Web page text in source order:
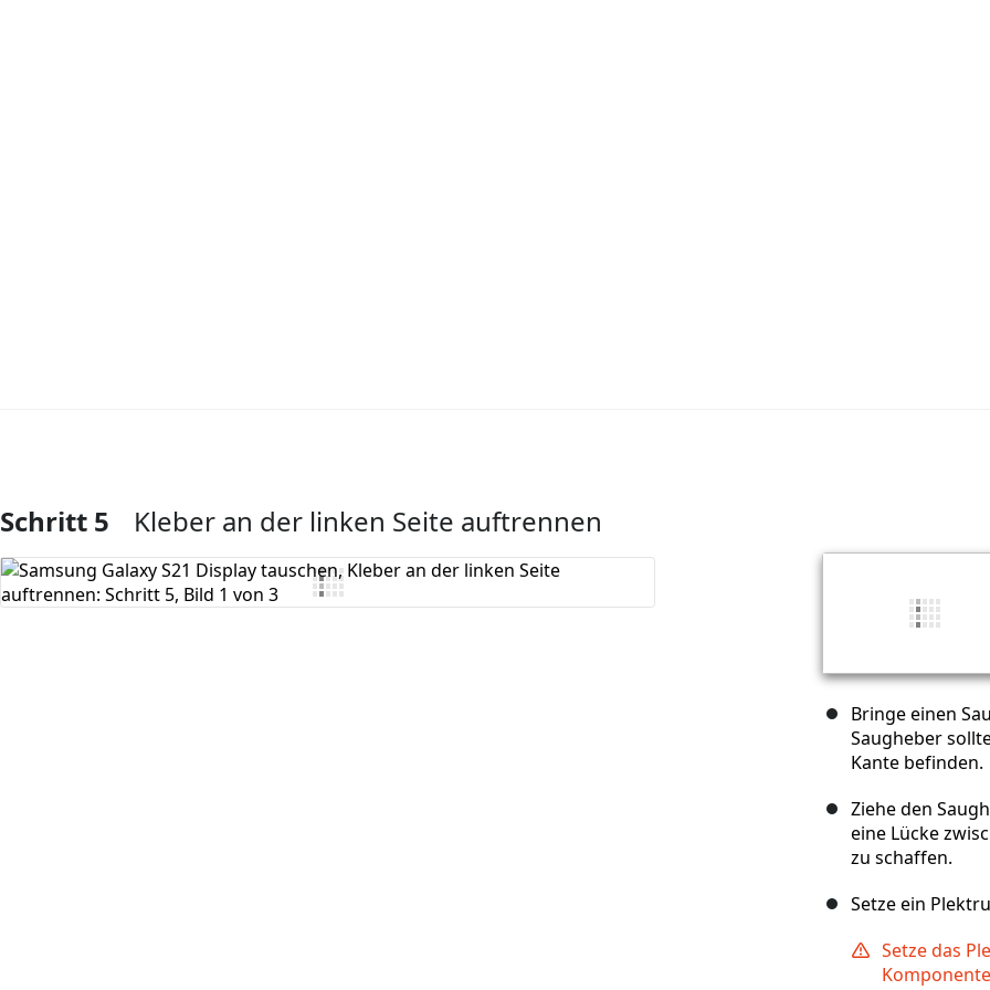
Kommentar hinzufügen
Schritt 5 Kleber an der linken Seite auftrennen
Bringe einen
Saugheber
Kante befinden.
Ziehe den
eine Lücke
zu schaffen.
Setze ein
Setze das